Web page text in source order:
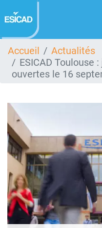
au
contenu
Accueil
Actualités
ESICAD Toulouse
ouvertes le 16